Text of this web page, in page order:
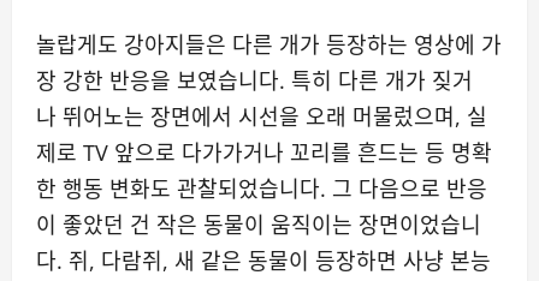
놀랍게도 강아지들은 다른 개가 등장하는 영상에 가
장 강한 반응을 보였습니다. 특히 다른 개가 짖거
나 뛰어노는 장면에서 시선을 오래 머물렀으며, 실
제로 TV 앞으로 다가가거나 꼬리를 흔드는 등 명확
한 행동 변화도 관찰되었습니다. 그 다음으로 반응
이 좋았던 건 작은 동물이 움직이는 장면이었습니
다. 쥐, 다람쥐, 새 같은 동물이 등장하면 사냥 본능